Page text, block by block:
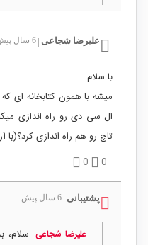
علیرضا شجاعی | 6 سال پیش
با سلام
تاچ رو هم راه اندازی کرد؟(با
0
0
پشتیبانی | 6 سال پیش
علیرضا شجاعی سلام،